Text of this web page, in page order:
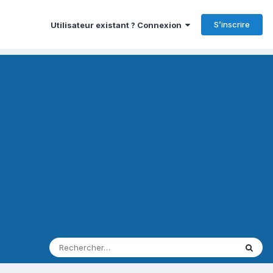
Utilisateur existant ? Connexion S’inscrire